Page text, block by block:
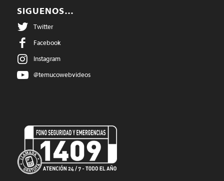
SIGUENOS…
Twitter
Facebook
Instagram
@temucowebvideos